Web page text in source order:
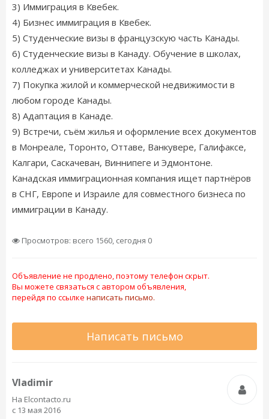
3) Иммиграция в Квебек.
4) Бизнес иммиграция в Квебек.
5) Студенческие визы в французскую часть Канады.
6) Студенческие визы в Канаду. Обучение в школах,
колледжах и университетах Канады.
7) Покупка жилой и коммерческой недвижимости в
любом городе Канады.
8) Адаптация в Канаде.
9) Встречи, съём жилья и оформление всех документов
в Монреале, Торонто, Оттаве, Ванкувере, Галифаксе,
Калгари, Саскачеван, Виннипеге и Эдмонтоне.
Канадская иммиграционная компания ищет партнёров
в СНГ, Европе и Израиле для совместного бизнеса по
иммиграции в Канаду.
Просмотров: всего 1560, сегодня 0
Объявление не продлено, поэтому телефон скрыт.
Вы можете связаться с автором объявления,
перейдя по ссылке написать письмо.
Написать письмо
Vladimir
На Elcontacto.ru
с 13 мая 2016